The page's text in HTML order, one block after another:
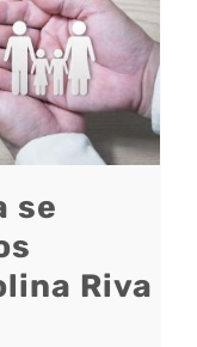
se
Riva